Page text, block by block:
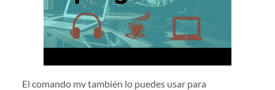
El comando mv también lo puedes usar para